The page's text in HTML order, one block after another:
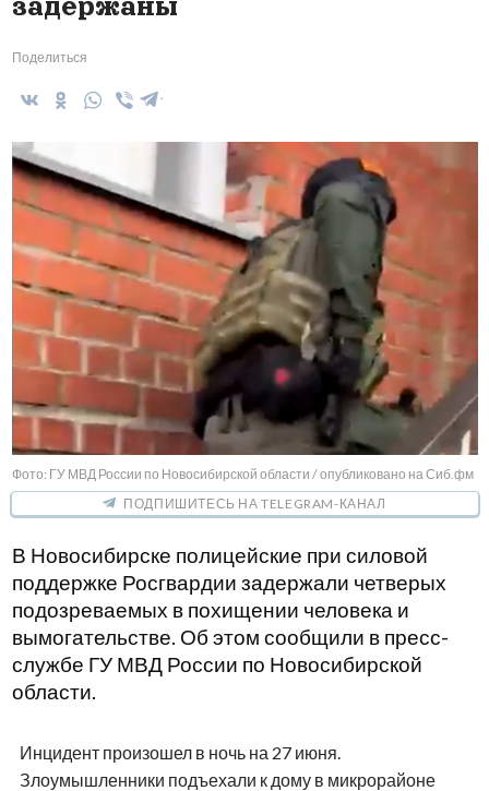
задержаны
Поделиться
Фото: ГУ МВД России по Новосибирской области / опубликовано на Сиб.фм
ПОДПИШИТЕСЬ НА TELEGRAM-КАНАЛ
В Новосибирске полицейские при силовой
поддержке Росгвардии задержали четверых
подозреваемых в похищении человека и
вымогательстве. Об этом сообщили в пресс-
службе ГУ МВД России по Новосибирской
области.
Инцидент произошел в ночь на 27 июня.
Злоумышленники подъехали к дому в микрорайоне